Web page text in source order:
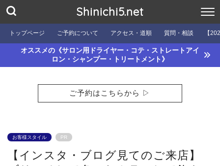
Shinichi5.net
トップページ ご予約について アクセス・道順 質問・相談 【
オススメの《サロン用ドライヤー・コテ・ストレートアイ
ロン・シャンプー・トリートメント》
ご予約はこちらから ▷
お客様スタイル PR
【インスタ・ブログ見てのご来店】